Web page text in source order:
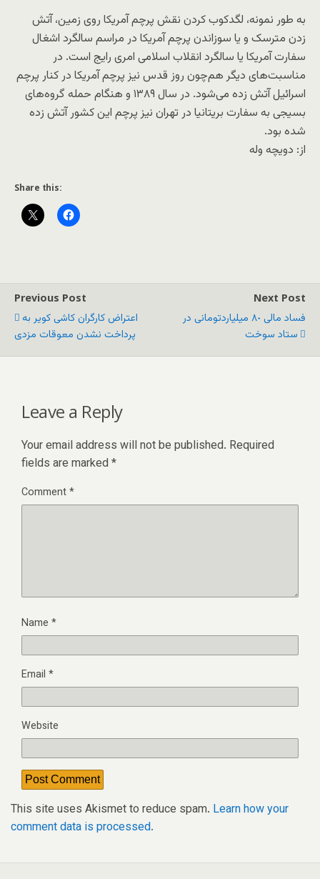
به طور نمونه، لگدکوب کردن نقش پرچم آمریکا روی زمین، آتش
زدن مترسک و یا سوزاندن پرچم آمریکا در مراسم سالگرد اشغال
سفارت آمریکا یا سالگرد انقلاب اسلامی امری رایج است. در
مناسبت‌های دیگر هم‌چون روز قدس نیز پرچم آمریکا در کنار پرچم
اسرائیل آتش زده می‌شود. در سال ۱۳۸۹ و هنگام حمله گروه‌های
بسیجی به سفارت بریتانیا در تهران نیز پرچم این کشور آتش زده
شده بود.
از: دویچه وله
Share this:
Previous Post
اعتراض کارگران کاشی کویر به
پرداخت نشدن معوقات مزدی
Next Post
فساد مالی ٨٠ میلیاردتومانی در
ستاد سوخت
Leave a Reply
Your email address will not be published. Required
fields are marked *
Comment*
Name *
Email *
Website
This site uses Akismet to reduce spam. Learn how your
comment data is processed.